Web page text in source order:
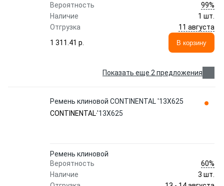
Вероятность
99%
Наличие
1 шт.
Отгрузка
11 августа
1 311.41 p.
В корзину
Показать еще 2 предложения
Ремень клиновой CONTINENTAL '13X625
CONTINENTAL'13X625
Ремень клиновой
Вероятность
60%
Наличие
3 шт.